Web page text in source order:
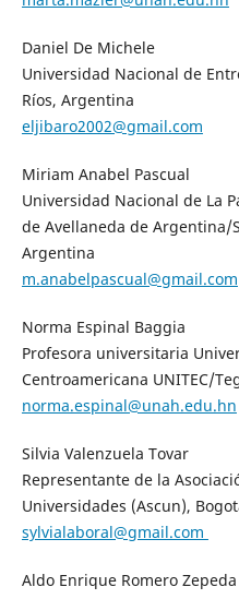
Daniel De Michele
Universidad Nacional de
Ríos, Argentina
eljibaro2002@gmail.com
Miriam Anabel Pascual
Universidad Nacional de La
de Avellaneda de Argentina/
Argentina
m.anabelpascual@gmail.com
Norma Espinal Baggia
Profesora universitaria
Centroamericana UNITEC/
norma.espinal@unah.edu.hn
Silvia Valenzuela Tovar
Representante de la
Universidades (Ascun),
sylvialaboral@gmail.com
Aldo Enrique Romero Zepeda